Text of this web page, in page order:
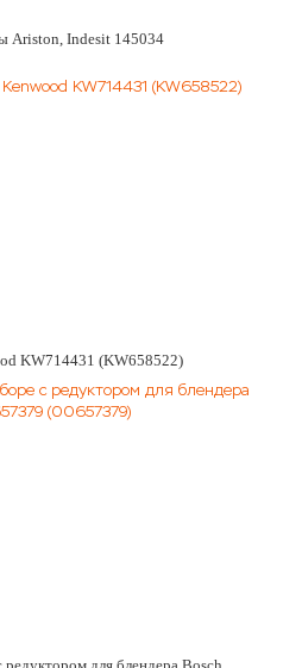
Ariston, Indesit 145034
KW714431 (KW658522)